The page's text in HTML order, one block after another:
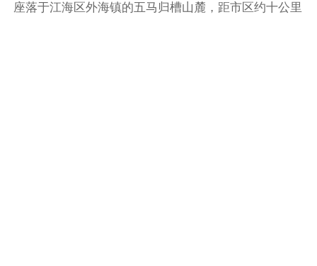
座落于江海区外海镇的五马归槽山麓，距市区约十公里